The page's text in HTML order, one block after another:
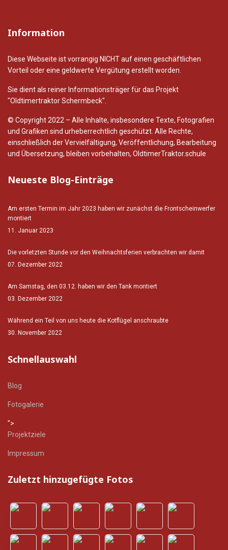
Information
Diese Webseite ist vorrangig NICHT auf einen geschäftlichen
Vorteil oder eine geldwerte Vergütung erstellt worden.
Sie dient als reiner Informationsträger für das Projekt
"Oldtimertraktor Schermbeck".
© Copyright 2022 – Alle Inhalte, insbesondere Texte, Fotografien
und Grafiken sind urheberrechtlich geschützt. Alle Rechte,
einschließlich der Vervielfältigung, Veröffentlichung, Bearbeitung
und Übersetzung, bleiben vorbehalten, OldtimerTraktor.schule
Neueste Blog-Einträge
Am ersten Termin im Jahr 2023 haben wir zunächst die Frontscheinwerfer
montiert
11. Januar 2023
Die vorletzten Stunde vor den Weihnachtsferien verbrachten wir damit
07. Dezember 2022
Am Samstag, den 03.12. haben wir den Tank montiert
03. Dezember 2022
Während ein Teil von uns heute die Kotflügel anschraubte
30. November 2022
Schnellauswahl
Blog
Fotogalerie
">
Projektziele
Impressum
Zuletzt hinzugefügte Fotos